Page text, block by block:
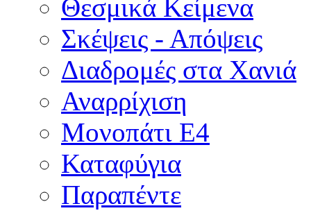
Θεσμικά Κείμενα
Σκέψεις - Απόψεις
Διαδρομές στα Χανιά
Αναρρίχιση
Μονοπάτι Ε4
Καταφύγια
Παραπέντε